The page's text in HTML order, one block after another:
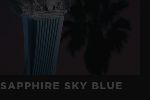
SKY BLUE